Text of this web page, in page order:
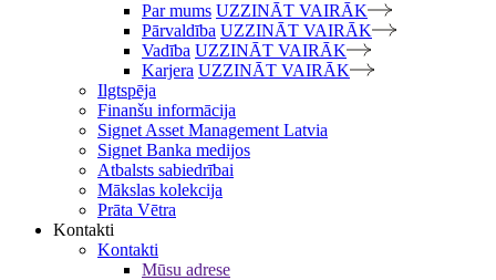
Par mums UZZINĀT VAIRĀK
Pārvaldība UZZINĀT VAIRĀK
Vadība UZZINĀT VAIRĀK
Karjera UZZINĀT VAIRĀK
Ilgtspēja
Finanšu informācija
Signet Asset Management Latvia
Signet Banka medijos
Atbalsts sabiedrībai
Mākslas kolekcija
Prāta Vētra
Kontakti
Kontakti
Mūsu adrese